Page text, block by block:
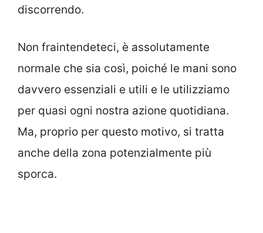
discorrendo.
Non fraintendeteci, è assolutamente
normale che sia così, poiché le mani sono
davvero essenziali e utili e le utilizziamo
per quasi ogni nostra azione quotidiana.
Ma, proprio per questo motivo, si tratta
anche della zona potenzialmente più
sporca.